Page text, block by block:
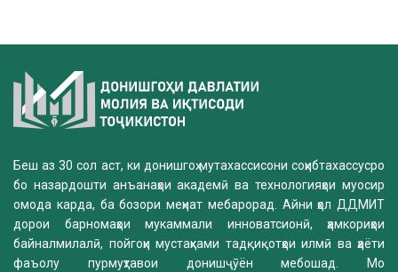
Беш аз 30 сол аст, ки донишгоҳ мутахассисони соҳибтахассусро
бо назардошти анъанаҳои академӣ ва технологияҳои муосир
омода карда, ба бозори меҳнат мебарорад. Айни ҳол ДДМИТ
дорои барномаҳои мукаммали инноватсионӣ, ҳамкориҳои
байналмилалӣ, пойгоҳи мустаҳками тадқиқотҳои илмӣ ва ҳаёти
фаъолу пурмуҳтавои донишҷӯён мебошад. Мо